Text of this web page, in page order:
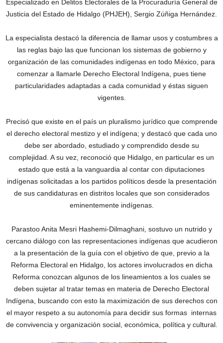
Especializado en Delitos Electorales de la Procuraduría General de
Justicia del Estado de Hidalgo (PHJEH), Sergio Zúñiga Hernández.
La especialista destacó la diferencia de llamar usos y costumbres a
las reglas bajo las que funcionan los sistemas de gobierno y
organización de las comunidades indígenas en todo México, para
comenzar a llamarle Derecho Electoral Indígena, pues tiene
particularidades adaptadas a cada comunidad y éstas siguen
vigentes.
Precisó que existe en el país un pluralismo jurídico que comprende
el derecho electoral mestizo y el indígena; y destacó que cada uno
debe ser abordado, estudiado y comprendido desde su
complejidad. A su vez, reconoció que Hidalgo, en particular es un
estado que está a la vanguardia al contar con diputaciones
indígenas solicitadas a los partidos políticos desde la presentación
de sus candidaturas en distritos locales que son considerados
eminentemente indígenas.
Parastoo Anita Mesri Hashemi-Dilmaghani, sostuvo un nutrido y
cercano diálogo con las representaciones indígenas que acudieron
a la presentación de la guía con el objetivo de que, previo a la
Reforma Electoral en Hidalgo, los actores involucrados en dicha
Reforma conozcan algunos de los lineamientos a los cuales se
deben sujetar al tratar temas en materia de Derecho Electoral
Indígena, buscando con esto la maximización de sus derechos con
el mayor respeto a su autonomía para decidir sus formas internas
de convivencia y organización social, económica, política y cultural.